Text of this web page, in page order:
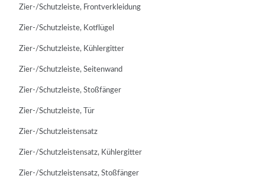
Zier-/Schutzleiste, Frontverkleidung
Zier-/Schutzleiste, Kotflügel
Zier-/Schutzleiste, Kühlergitter
Zier-/Schutzleiste, Seitenwand
Zier-/Schutzleiste, Stoßfänger
Zier-/Schutzleiste, Tür
Zier-/Schutzleistensatz
Zier-/Schutzleistensatz, Kühlergitter
Zier-/Schutzleistensatz, Stoßfänger